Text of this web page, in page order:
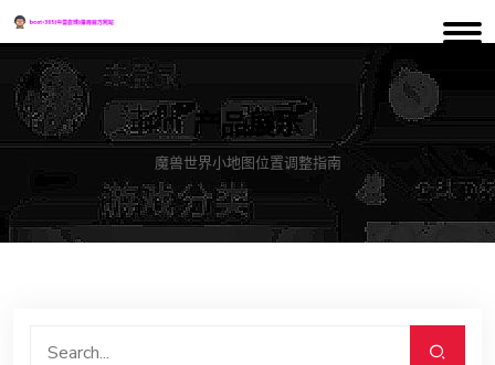
产品展示
魔兽世界小地图位置调整指南